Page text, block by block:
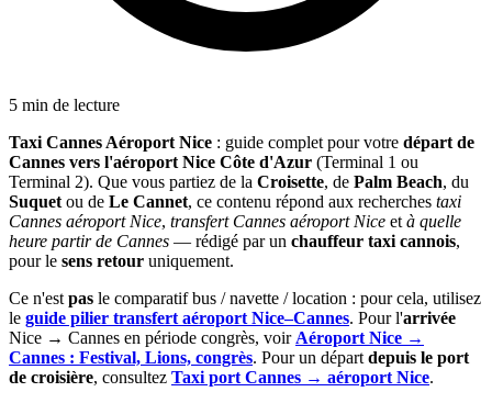
5 min de lecture
Taxi Cannes Aéroport Nice : guide complet pour votre départ de
Cannes vers l'aéroport Nice Côte d'Azur (Terminal 1 ou
Terminal 2). Que vous partiez de la Croisette, de Palm Beach, du
Suquet ou de Le Cannet, ce contenu répond aux recherches taxi
Cannes aéroport Nice, transfert Cannes aéroport Nice et à quelle
heure partir de Cannes — rédigé par un chauffeur taxi cannois,
pour le sens retour uniquement.
Ce n'est pas le comparatif bus / navette / location : pour cela, utilisez
le guide pilier transfert aéroport Nice–Cannes. Pour l'arrivée
Nice → Cannes en période congrès, voir Aéroport Nice →
Cannes : Festival, Lions, congrès. Pour un départ depuis le port
de croisière, consultez Taxi port Cannes → aéroport Nice.